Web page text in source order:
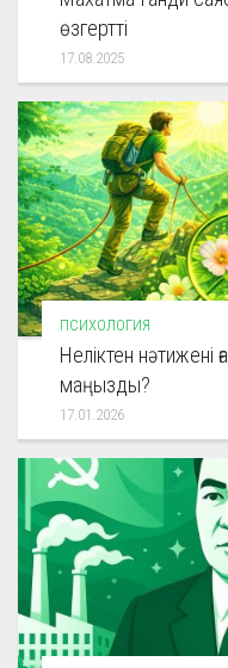
өзгертті
17.08.2025
ПСИХОЛОГИЯ
Неліктен нәтижені
маңызды?
17.01.2026